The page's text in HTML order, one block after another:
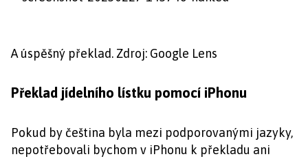
A úspěšný překlad. Zdroj: Google Lens
Překlad jídelního lístku pomocí iPhonu
Pokud by čeština byla mezi podporovanými jazyky,
nepotřebovali bychom v iPhonu k překladu ani